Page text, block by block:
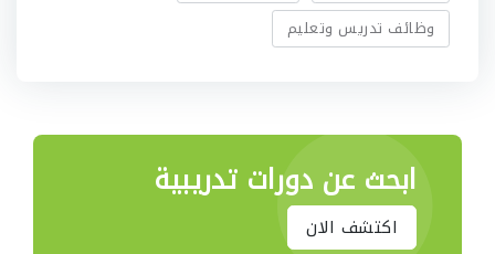
وظائف تدريس وتعليم
ابحث عن دورات تدريبية
اكتشف الان